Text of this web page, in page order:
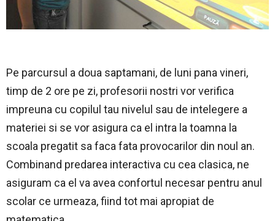
Pe parcursul a doua saptamani, de luni pana vineri,
timp de 2 ore pe zi, profesorii nostri vor verifica
impreuna cu copilul tau nivelul sau de intelegere a
materiei si se vor asigura ca el intra la toamna la
scoala pregatit sa faca fata provocarilor din noul an.
Combinand predarea interactiva cu cea clasica, ne
asiguram ca el va avea confortul necesar pentru anul
scolar ce urmeaza, fiind tot mai apropiat de